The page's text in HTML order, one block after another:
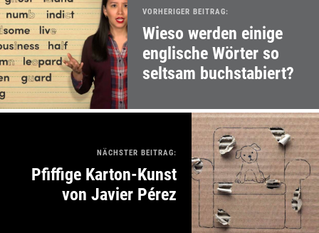
VORHERIGER BEITRAG:
Wieso werden einige
englische Wörter so
seltsam buchstabiert?
NÄCHSTER BEITRAG:
Pfiffige Karton-Kunst
von Javier Pérez